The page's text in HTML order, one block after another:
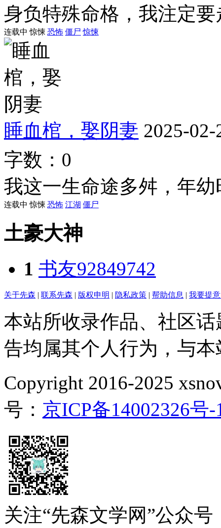
身负特殊命格，我注定
连载中 惊悚 恐怖 僵尸 惊悚
睡血棺，娶阴妻 2025-02-
字数：0
我这一生命途多舛，年
连载中 惊悚 恐怖 江湖 僵尸
土豪大神
1 书友92849742
关于先森 | 联系先森 | 版权申明 | 隐私政策 | 帮助信息 | 我要提
本站所收录作品、社区
告均属其个人行为，与
Copyright 2016-2025
号： 京ICP备14002326号-
关注“先森文学网”公众号